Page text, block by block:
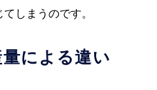
しまうのです。
による違い